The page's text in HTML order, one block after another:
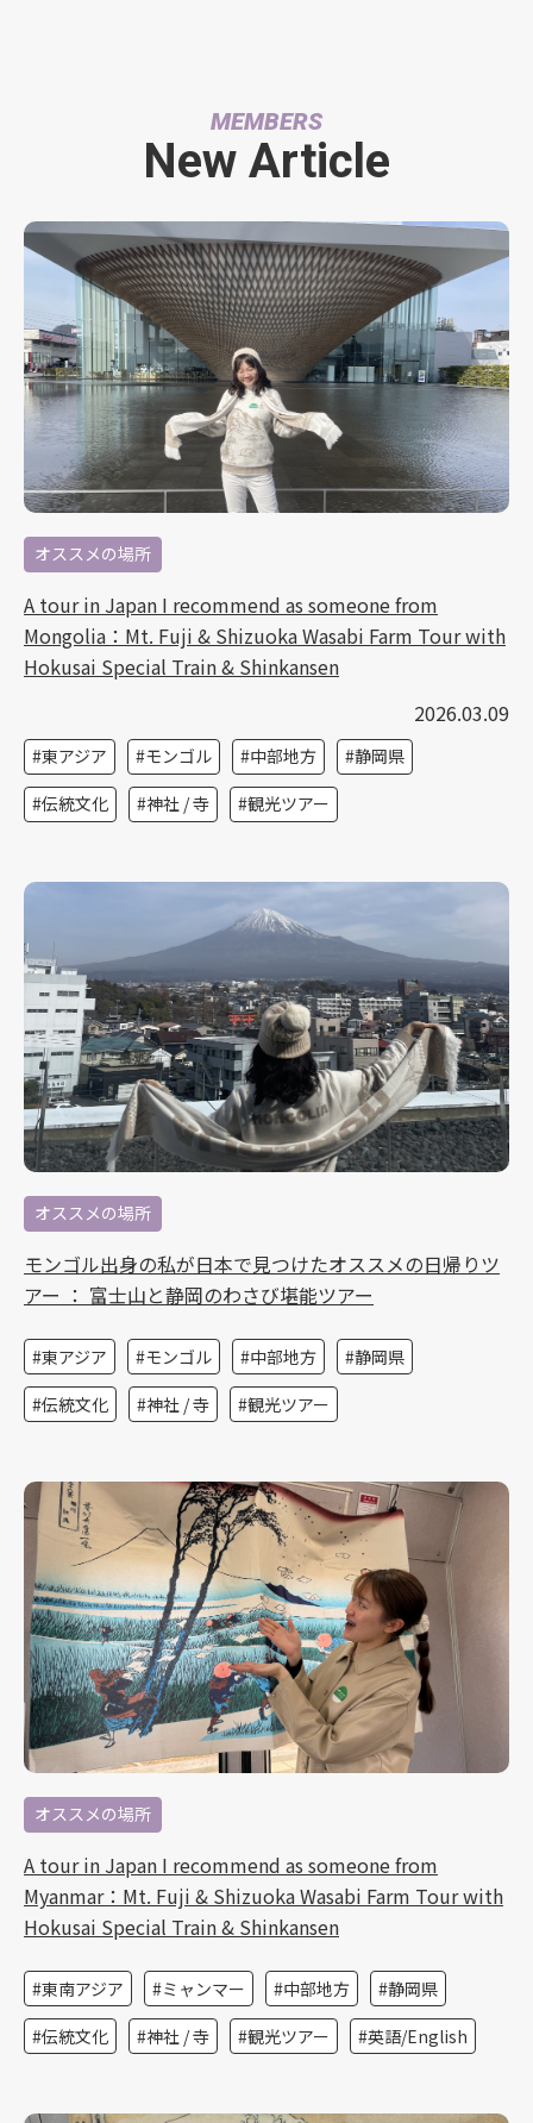
MEMBERS
New Article
オススメの場所
A tour in Japan I recommend as someone from
Mongolia：Mt. Fuji & Shizuoka Wasabi Farm Tour with
Hokusai Special Train & Shinkansen
2026.03.09
東アジア モンゴル 中部地方
静岡県
伝統文化
神社 / 寺 観光ツアー
オススメの場所
モンゴル出身の私が日本で見つけたオススメの日帰りツ
アー ： 富士山と静岡のわさび堪能ツアー
東アジア モンゴル 中部地方
静岡県
伝統文化
神社 / 寺 観光ツアー
オススメの場所
A tour in Japan I recommend as someone from
Myanmar：Mt. Fuji & Shizuoka Wasabi Farm Tour with
Hokusai Special Train & Shinkansen
東南アジア ミャンマー 中部地方
静岡県
伝統文化
神社 / 寺 観光ツアー 英語/English